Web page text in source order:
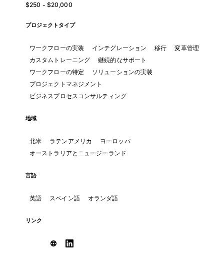
$250 - $20,000
プロジェクトタイプ
ワークフローの実装 インテグレーション 移行
変革管理
カスタムトレーニング
継続的なサポート
ワークフローの特定
ソリューションの実装
プロジェクトマネジメント
ビジネスプロセスコンサルティング
地域
北米 ラテンアメリカ
ヨーロッパ
オーストラリアとニュージーランド
言語
英語 スペイン語 オランダ語
リンク